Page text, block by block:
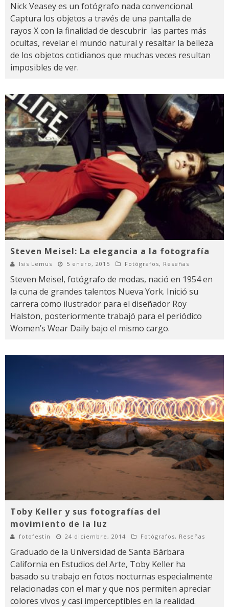
Nick Veasey es un fotógrafo nada convencional.
Captura los objetos a través de una pantalla de
rayos X con la finalidad de descubrir las partes más
ocultas, revelar el mundo natural y resaltar la belleza
de los objetos cotidianos que muchas veces resultan
imposibles de ver.
Steven Meisel: La elegancia a la fotografía
Isis Lemus 5 enero, 2015 Fotógrafos, Reseñas
Steven Meisel, fotógrafo de modas, nació en 1954 en
la cuna de grandes talentos Nueva York. Inició su
carrera como ilustrador para el diseñador Roy
Halston, posteriormente trabajó para el periódico
Women’s Wear Daily bajo el mismo cargo.
Toby Keller y sus fotografías del
movimiento de la luz
fotofestín 24 diciembre, 2014 Fotógrafos, Reseñas
Graduado de la Universidad de Santa Bárbara
California en Estudios del Arte, Toby Keller ha
basado su trabajo en fotos nocturnas especialmente
relacionadas con el mar y que nos permiten apreciar
colores vivos y casi imperceptibles en la realidad.